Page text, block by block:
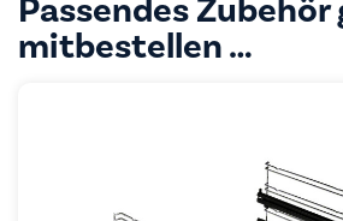
Passendes Zubehör
mitbestellen …